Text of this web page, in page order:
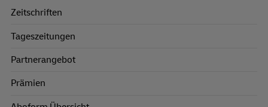
Zeitschriften
Tageszeitungen
Partnerangebot
Prämien